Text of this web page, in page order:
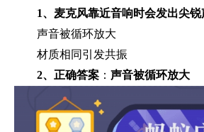
1、麦克风靠近音响时会发出尖
声音被循环放大
材质相同引发共振
2、正确答案 ： 声音被循环放大